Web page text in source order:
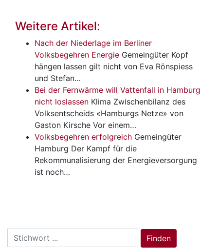
Weitere Artikel:
Nach der Niederlage im Berliner
Volksbegehren Energie Gemeingüter Kopf
hängen lassen gilt nicht von Eva Rönspiess
und Stefan…
Bei der Fernwärme will Vattenfall in Hamburg
nicht loslassen Klima Zwischenbilanz des
Volksentscheids «Hamburgs Netze» von
Gaston Kirsche Vor einem…
Volksbegehren erfolgreich Gemeingüter
Hamburg Der Kampf für die
Rekommunalisierung der Energieversorgung
ist noch…
Search
for:
Finden